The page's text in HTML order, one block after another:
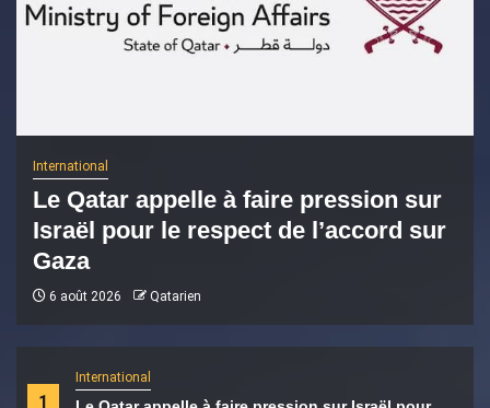
1
International
International
Le Qatar appelle à faire pression sur
Israël pour le respect de l’accord sur
Gaza
6 août 2026 Qatarien